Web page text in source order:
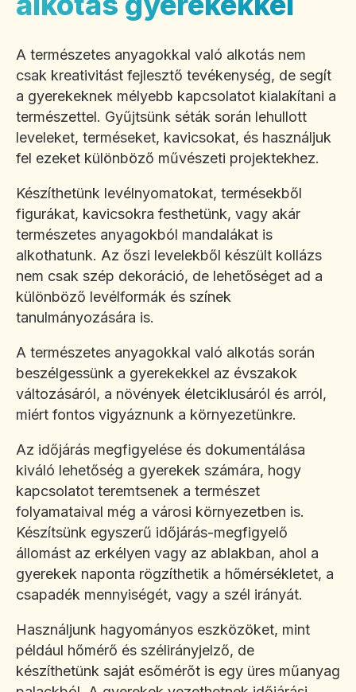
A természetes anyagokkal való alkotás nem
csak kreativitást fejlesztő tevékenység, de segít
a gyerekeknek mélyebb kapcsolatot kialakítani a
természettel. Gyűjtsünk séták során lehullott
leveleket, terméseket, kavicsokat, és használjuk
fel ezeket különböző művészeti projektekhez.
Készíthetünk levélnyomatokat, termésekből
figurákat, kavicsokra festhetünk, vagy akár
természetes anyagokból mandalákat is
alkothatunk. Az őszi levelekből készült kollázs
nem csak szép dekoráció, de lehetőséget ad a
különböző levélformák és színek
tanulmányozására is.
A természetes anyagokkal való alkotás során
beszélgessünk a gyerekekkel az évszakok
változásáról, a növények életciklusáról és arról,
miért fontos vigyáznunk a környezetünkre.
Az időjárás megfigyelése és dokumentálása
kiváló lehetőség a gyerekek számára, hogy
kapcsolatot teremtsenek a természet
folyamataival még a városi környezetben is.
Készítsünk egyszerű időjárás-megfigyelő
állomást az erkélyen vagy az ablakban, ahol a
gyerekek naponta rögzíthetik a hőmérsékletet, a
csapadék mennyiségét, vagy a szél irányát.
Használjunk hagyományos eszközöket, mint
például hőmérő és szélirányjelző, de
készíthetünk saját esőmérőt is egy üres műanyag